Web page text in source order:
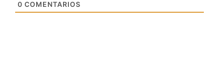
0 COMENTARIOS